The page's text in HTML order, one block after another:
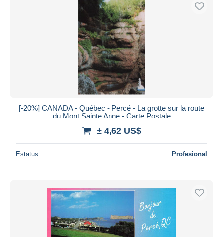
[-20%] CANADA - Québec - Percé - La grotte sur la route
du Mont Sainte Anne - Carte Postale
± 4,62 US$
Estatus Profesional